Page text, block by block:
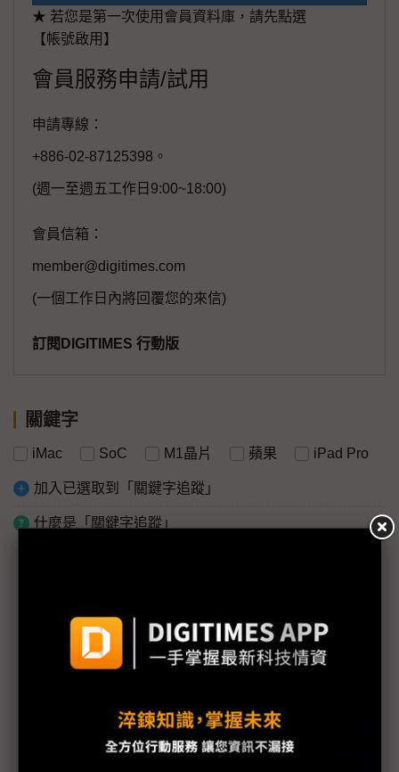
★ 若您是第一次使用會員資料庫，請先點選
【帳號啟用】
會員服務申請/試用
申請專線：
+886-02-87125398。
(週一至週五工作日9:00~18:00)
會員信箱：
member@digitimes.com
(一個工作日內將回覆您的來信)
訂閱DIGITIMES 行動版
關鍵字
iMac SoC M1晶片 蘋果 iPad Pro
加入已選取到「關鍵字追蹤」
什麼是「關鍵字追蹤」
iMac產品線10年大更新 廣達出貨衝刺動能十足
iPad Pro仍由鴻海獨家組裝 可望自4月起貢獻營收
iPad Pro來勢洶洶 三星備NB新品應戰
兄弟「同芯」 蘋果審慎區隔iPad與Mac